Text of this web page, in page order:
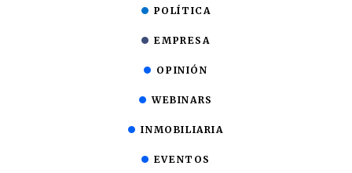
POLÍTICA
EMPRESA
OPINIÓN
WEBINARS
INMOBILIARIA
EVENTOS